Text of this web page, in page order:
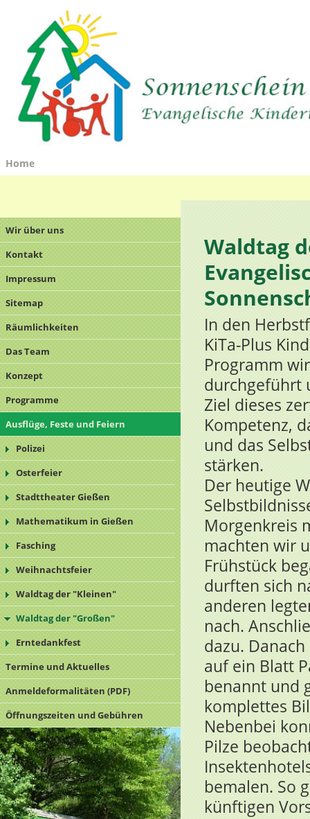
Home
Wir über uns
Kontakt
Impressum
Sitemap
Räumlichkeiten
Das Team
Konzept
Programme
Ausflüge, Feste und Feiern
Polizei
Osterfeier
Stadttheater Gießen
Mathematikum in Gießen
Fasching
Weihnachtsfeier
Waldtag der "Kleinen"
Waldtag der "Großen"
Erntedankfest
Termine und Aktuelles
Anmeldeformalitäten (PDF)
Öffnungszeiten und Gebühren
Waldtag
In den
KiTa-Plus
Programm
durchgeführt
Ziel dieses
Kompetenz,
und das
stärken.
Der heutige
Morgenkreis
machten wir
Frühstück
durften sich
anderen
nach.
dazu.
auf ein Blatt
benannt und
komplettes
Nebenbei
Pilze
bemalen. So
künftigen